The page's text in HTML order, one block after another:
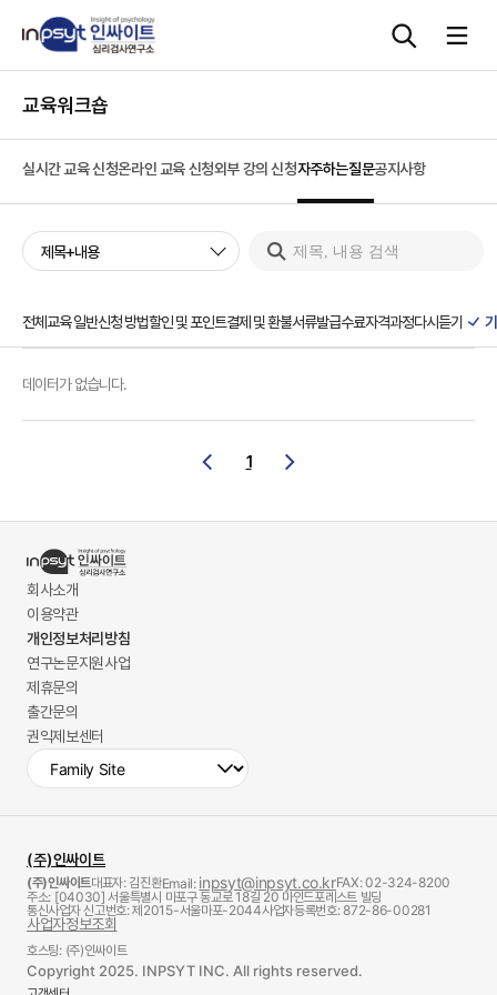
상담도구
교육 워크숍
단체검사
교육워크숍
실시간 교육 신청온라인 교육 신청외부 강의 신청자주하는질문공지사항
제목+내용
전체교육 일반신청 방법할인 및 포인트결제 및 환불서류발급수료자격과정다시듣기
데이터가 없습니다.
1
회사소개
이용약관
개인정보처리방침
연구논문지원사업
제휴문의
출간문의
권익제보센터
(주)인싸이트
(주)인싸이트대표자: 김진환Email: inpsyt@inpsyt.co.krFAX: 02-324-8200
주소: [04030] 서울특별시 마포구 동교로 18길 20 마인드포레스트 빌딩
통신사업자 신고번호: 제2015-서울마포-2044사업자등록번호: 872-86-00281
사업자정보조회
호스팅: (주)인싸이트
Copyright 2025. INPSYT INC. All rights reserved.